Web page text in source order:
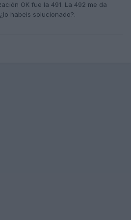
OK fue la 491. La 492 me da
habeis solucionado?.